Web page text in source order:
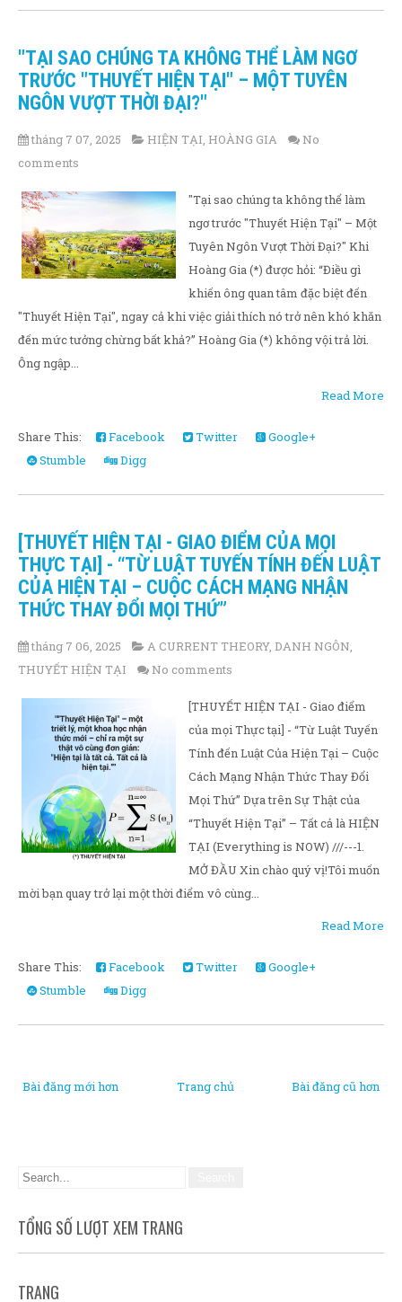
"TẠI SAO CHÚNG TA KHÔNG THỂ LÀM NGƠ
TRƯỚC "THUYẾT HIỆN TẠI" – MỘT TUYÊN
NGÔN VƯỢT THỜI ĐẠI?"
tháng 7 07, 2025 HIỆN TẠI, HOÀNG GIA
No
comments
"Tại sao chúng ta không thể làm
ngơ trước "Thuyết Hiện Tại" – Một
Tuyên Ngôn Vượt Thời Đại?" Khi
Hoàng Gia (*) được hỏi: “Điều gì
khiến ông quan tâm đặc biệt đến
"Thuyết Hiện Tại", ngay cả khi việc giải thích nó trở nên khó khăn
đến mức tưởng chừng bất khả?” Hoàng Gia (*) không vội trả lời.
Ông ngập...
Read More
Share This: Facebook Twitter
Google+
Stumble
Digg
[THUYẾT HIỆN TẠI - GIAO ĐIỂM CỦA MỌI
THỰC TẠI] - “TỪ LUẬT TUYẾN TÍNH ĐẾN LUẬT
CỦA HIỆN TẠI – CUỘC CÁCH MẠNG NHẬN
THỨC THAY ĐỔI MỌI THỨ”
tháng 7 06, 2025 A CURRENT THEORY, DANH NGÔN,
THUYẾT HIỆN TẠI
No comments
[THUYẾT HIỆN TẠI - Giao điểm
của mọi Thực tại] - “Từ Luật Tuyến
Tính đến Luật Của Hiện Tại – Cuộc
Cách Mạng Nhận Thức Thay Đổi
Mọi Thứ” Dựa trên Sự Thật của
“Thuyết Hiện Tại” – Tất cả là HIỆN
TẠI (Everything is NOW) ///---1.
MỞ ĐẦU Xin chào quý vị!Tôi muốn
mời bạn quay trở lại một thời điểm vô cùng...
Read More
Share This: Facebook Twitter
Google+
Stumble
Digg
Bài đăng mới hơn Bài đăng cũ hơn
Trang chủ
TỔNG SỐ LƯỢT XEM TRANG
TRANG